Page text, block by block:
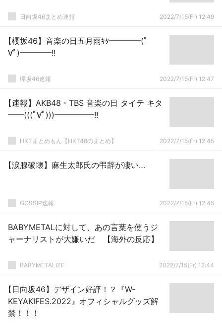
日向坂46まとめ速報 2022/7/15(Fr) 12:49
【櫻坂46】音楽の日五月雨ｷﾀ━━━━(ﾟ
∀ﾟ)━━━━!!
欅坂46速報 2022/7/15(Fr) 12:47
【速報】AKB48・TBS 音楽の日 タイテ キタ
━━(((ﾟ∀ﾟ)))━━━━━!!
HKTまとめもん【HKT48のまとめ】 2022/7/15(Fr) 12:45
【涙腺破壊】麻生太郎氏の弔辞が凄い…
GOSSIP速報 2022/7/15(Fr) 12:45
BABYMETALに対して、あの言葉を使うジ
ャーナリストが大嫌いだ 【海外の反応】
BABYMETALIZE 2022/7/15(Fr) 12:44
【日向坂46】デザイン好評！？『W-
KEYAKIFES.2022』オフィシャルグッズ解
禁！！！